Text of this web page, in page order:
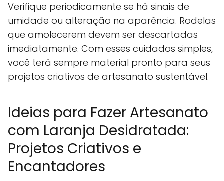
Verifique periodicamente se há sinais de
umidade ou alteração na aparência. Rodelas
que amolecerem devem ser descartadas
imediatamente. Com esses cuidados simples,
você terá sempre material pronto para seus
projetos criativos de artesanato sustentável.
Ideias para Fazer Artesanato
com Laranja Desidratada:
Projetos Criativos e
Encantadores